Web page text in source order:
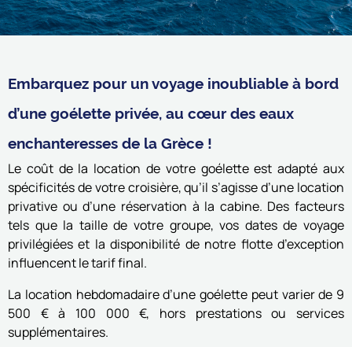
Embarquez pour un voyage inoubliable à bord
d’une goélette privée, au cœur des eaux
enchanteresses de la Grèce !
Le coût de la location de votre goélette est adapté aux
spécificités de votre croisière, qu’il s’agisse d’une location
privative ou d’une réservation à la cabine. Des facteurs
tels que la taille de votre groupe, vos dates de voyage
privilégiées et la disponibilité de notre flotte d’exception
influencent le tarif final.
La location hebdomadaire d’une goélette peut varier de 9
500 € à 100 000 €, hors prestations ou services
supplémentaires.